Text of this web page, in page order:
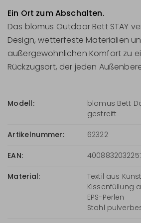
Ein Ort zum Abschalten.
Das blomus Outdoor Bett STAY
Design, wetterfeste Materialien
außergewöhnlichen Komfort zu
Rückzugsort, der jeden
Modell:
blomus Bett
gestreift
Artikelnummer: 62322
EAN:
Material:
Textil aus
Kissenfüllung
EPS-Perlen
Stahl